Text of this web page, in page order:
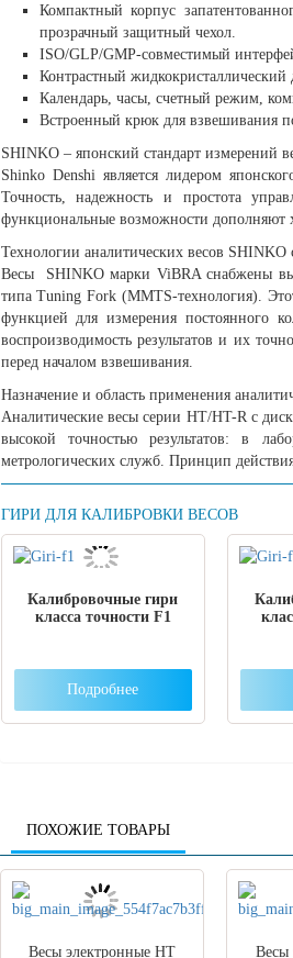
Компактный корпус
прозрачный защитный чехол.
ISO/GLP/GMP-совместимый
Контрастный жидкокристаллический
Календарь, часы, счетный режим,
Встроенный крюк для взвешивания
SHINKO – японский стандарт измерений
Shinko Denshi является лидером
Точность, надежность и простота
функциональные возможности дополняют
Технологии аналитических весов
Весы SHINKO марки ViBRA снабжены
типа Tuning Fork (MMTS-технология).
функцией для измерения постоянного
воспроизводимость результатов и их
перед началом взвешивания.
Назначение и область применения
Аналитические весы серии HT/HT-R с
высокой точностью результатов: в
метрологических служб. Принцип
ГИРИ ДЛЯ КАЛИБРОВКИ ВЕСОВ
Калибровочные гири
класса точности F1
Подробнее
ПОХОЖИЕ ТОВАРЫ
Весы электронные HT
Весы